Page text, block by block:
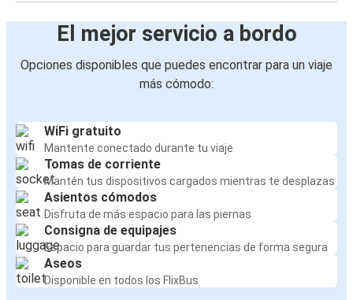
El mejor servicio a bordo
Opciones disponibles que puedes encontrar para un viaje
más cómodo:
WiFi gratuito
Mantente conectado durante tu viaje
Tomas de corriente
Mantén tus dispositivos cargados mientras te desplazas
Asientos cómodos
Disfruta de más espacio para las piernas
Consigna de equipajes
Espacio para guardar tus pertenencias de forma segura
Aseos
Disponible en todos los FlixBus